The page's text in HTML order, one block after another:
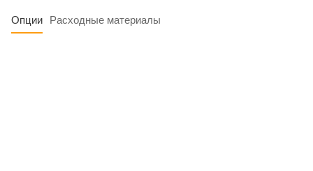
Опции Расходные материалы